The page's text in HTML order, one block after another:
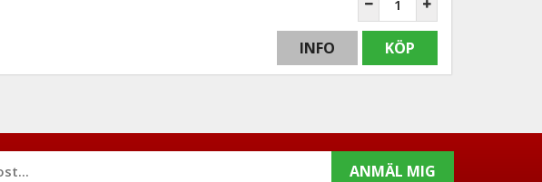
INFO KÖP
ANMÄL MIG